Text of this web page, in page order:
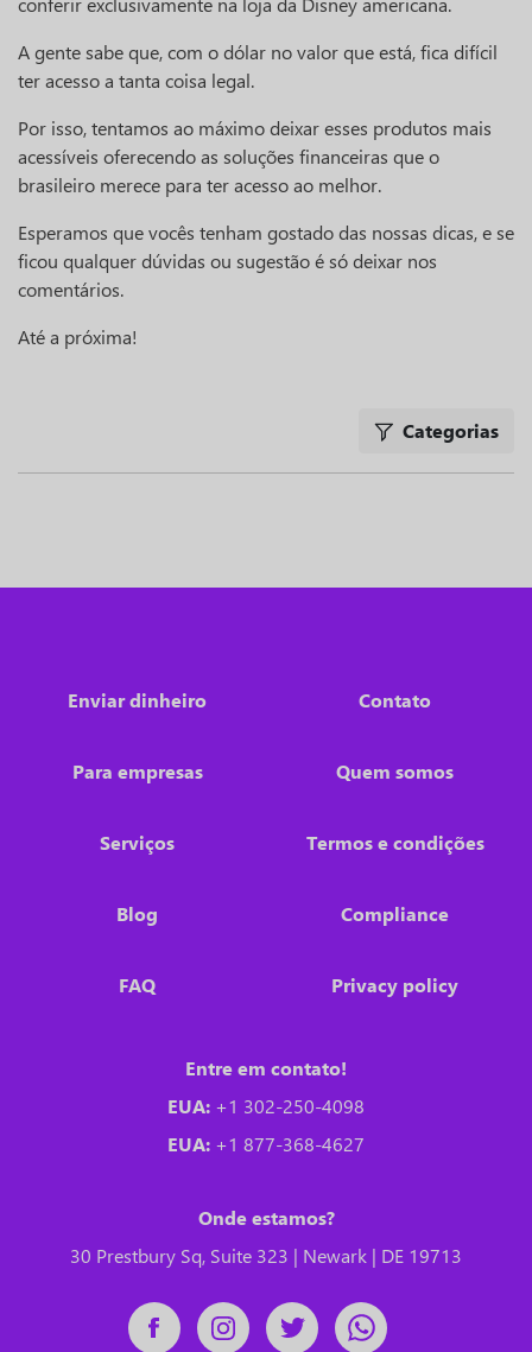
A gente sabe que, com o dólar no valor que está, fica difícil
ter acesso a tanta coisa legal.
Por isso, tentamos ao máximo deixar esses produtos mais
acessíveis oferecendo as soluções financeiras que o
brasileiro merece para ter acesso ao melhor.
Esperamos que vocês tenham gostado das nossas dicas, e se
ficou qualquer dúvidas ou sugestão é só deixar nos
comentários.
Até a próxima!
Categorias
Enviar dinheiro
Para empresas
Serviços
Blog
FAQ
Contato
Quem somos
Termos e condições
Compliance
Privacy policy
Entre em contato!
EUA: +1 302-250-4098
EUA: +1 877-368-4627
Onde estamos?
30 Prestbury Sq, Suite 323 | Newark | DE 19713